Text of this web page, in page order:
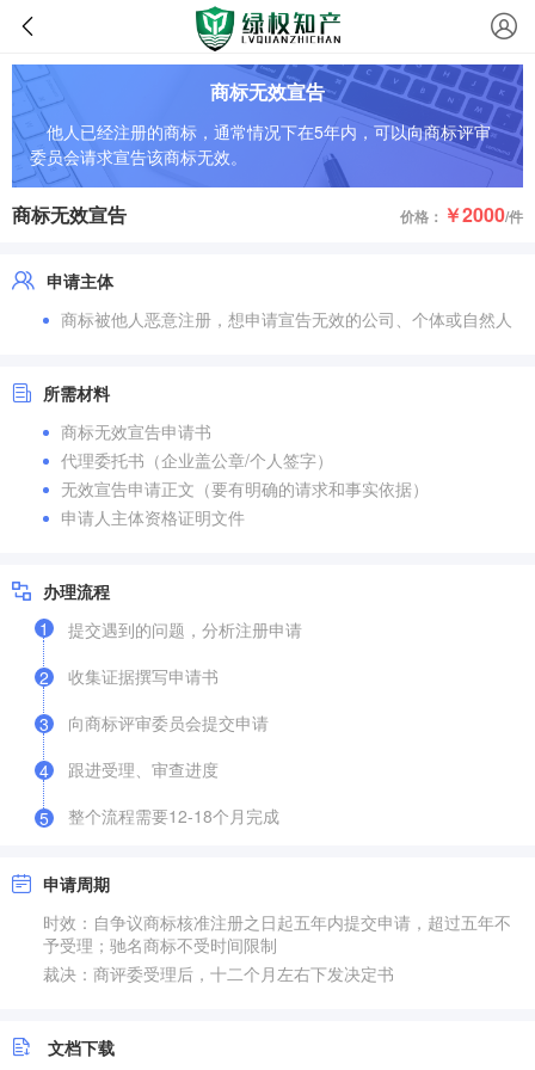
商标无效宣告
他人已经注册的商标，通常情况下在5年内，可以向商标评审
委员会请求宣告该商标无效。
商标无效宣告 价格： ￥2000/件
申请主体
商标被他人恶意注册，想申请宣告无效的公司、个体或自然人
所需材料
商标无效宣告申请书
代理委托书（企业盖公章/个人签字）
无效宣告申请正文（要有明确的请求和事实依据）
申请人主体资格证明文件
办理流程
1
提交遇到的问题，分析注册申请
2
收集证据撰写申请书
3
向商标评审委员会提交申请
4
跟进受理、审查进度
5 整个流程需要12-18个月完成
申请周期
时效：自争议商标核准注册之日起五年内提交申请，超过五年不
予受理；驰名商标不受时间限制
裁决：商评委受理后，十二个月左右下发决定书
文档下载